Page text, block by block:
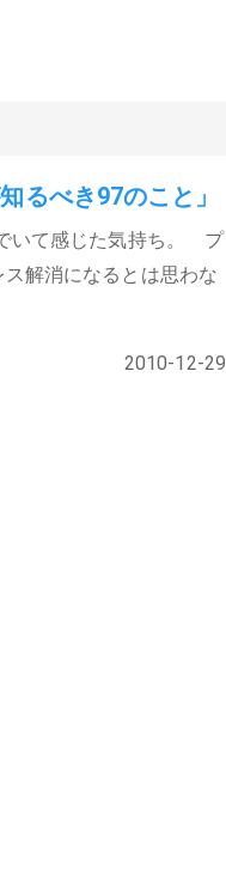
るべき97のこと」
いて感じた気持ち。 プ
解消になるとは思わな
2010-12-29